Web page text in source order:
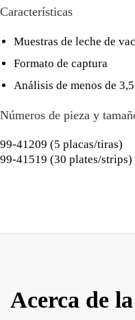
Características
Muestras de leche de
Formato de captura
Análisis de menos de
Números de pieza y
99-41209 (5 placas/tiras)
99-41519 (30 plates/strips)
Acerca de